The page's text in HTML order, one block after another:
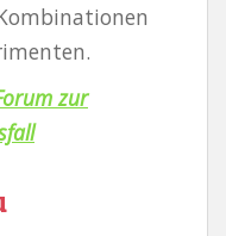
zur